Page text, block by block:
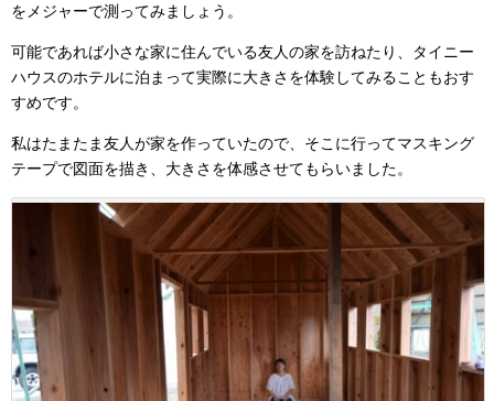
をメジャーで測ってみましょう。
可能であれば小さな家に住んでいる友人の家を訪ねたり、タイニー
ハウスのホテルに泊まって実際に大きさを体験してみることもおす
すめです。
私はたまたま友人が家を作っていたので、そこに行ってマスキング
テープで図面を描き、大きさを体感させてもらいました。